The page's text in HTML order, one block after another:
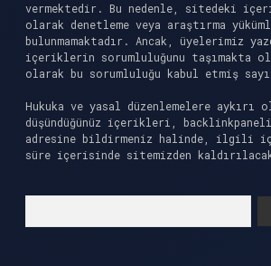
vermektedir. Bu nedenle, sitedeki
olarak denetleme veya araştırma
bulunmamaktadır. Ancak, üyelerimiz
içeriklerin sorumluluğunu taşımakta
olarak bu sorumluluğu kabul etmiş
Hukuka ve yasal düzenlemelere aykırı
düşündüğünüz içerikleri,
adresine bildirmeniz halinde, ilgili
süre içerisinde sitemizden